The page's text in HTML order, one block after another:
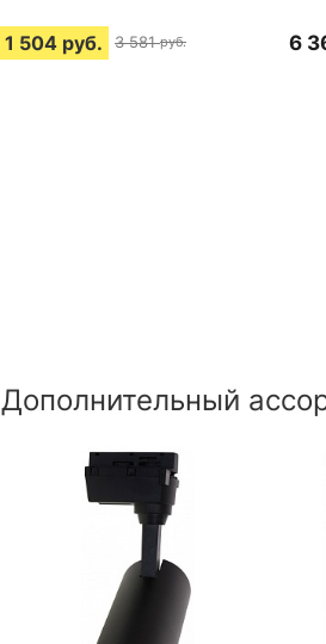
1 504 руб. 3 581 руб. 6
Дополнительный